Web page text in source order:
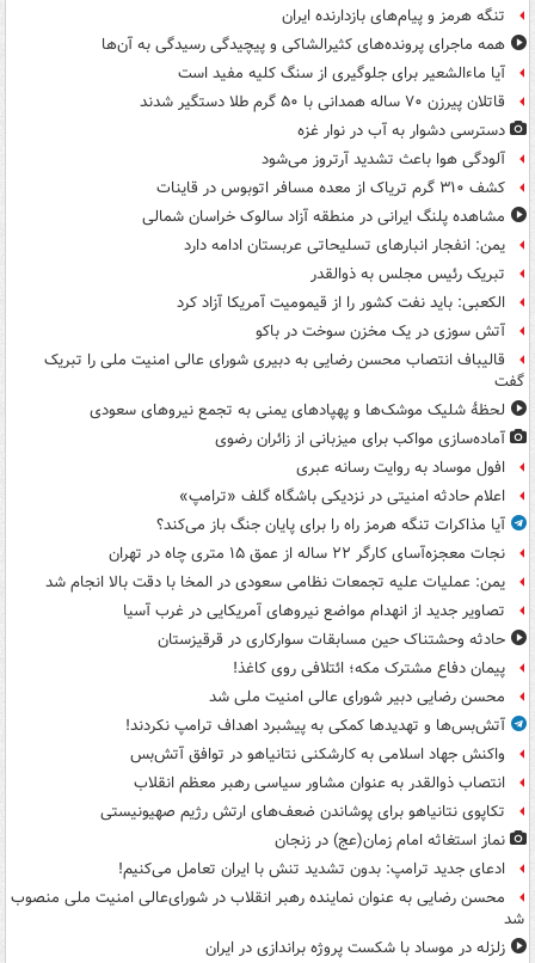
تنگه هرمز و پیام‌های بازدارنده ایران
همه ماجرای پرونده‌های کثیرالشاکی و پیچیدگی رسیدگی به آن‌ها
آیا ماءالشعیر برای جلوگیری از سنگ کلیه مفید است
قاتلان پیرزن ۷۰ ساله همدانی با ۵۰ گرم طلا دستگیر شدند
دسترسی دشوار به آب در نوار غزه
آلودگی هوا باعث تشدید آرتروز می‌شود
کشف ۳۱۰ گرم تریاک از معده مسافر اتوبوس در قاینات
مشاهده پلنگ ایرانی در منطقه آزاد سالوک خراسان شمالی
یمن: انفجار انبارهای تسلیحاتی عربستان ادامه دارد
تبریک رئیس مجلس به ذوالقدر
الکعبی: باید نفت کشور را از قیمومیت آمریکا آزاد کرد
آتش سوزی در یک مخزن سوخت در باکو
قالیباف انتصاب محسن رضایی به دبیری شورای عالی امنیت ملی را تبریک
گفت
لحظۀ شلیک موشک‌ها و پهپادهای یمنی به تجمع نیروهای سعودی
آماده‌سازی مواکب برای میزبانی از زائران رضوی
افول موساد به روایت رسانه عبری
اعلام حادثه امنیتی در نزدیکی باشگاه گلف «ترامپ»
آیا مذاکرات تنگه هرمز راه را برای پایان جنگ باز می‌کند؟
نجات معجزه‌آسای کارگر ۲۲ ساله از عمق ۱۵ متری چاه در تهران
یمن: عملیات علیه تجمعات نظامی سعودی در المخا با دقت بالا انجام شد
تصاویر جدید از انهدام مواضع نیروهای آمریکایی در غرب آسیا
حادثه وحشتناک حین مسابقات سوارکاری در قرقیزستان
پیمان دفاع مشترک مکه؛ ائتلافی روی کاغذ!
محسن رضایی دبیر شورای عالی امنیت ملی شد
آتش‌بس‌ها و تهدیدها کمکی به پیشبرد اهداف ترامپ نکردند!
واکنش جهاد اسلامی به کارشکنی نتانیاهو در توافق آتش‌بس
انتصاب ذوالقدر به عنوان مشاور سیاسی رهبر معظم انقلاب
تکاپوی نتانیاهو برای پوشاندن ضعف‌های ارتش رژیم صهیونیستی
نماز استغاثه امام زمان(عج) در زنجان
ادعای جدید ترامپ: بدون تشدید تنش با ایران تعامل می‌کنیم!
محسن رضایی به عنوان نماینده رهبر انقلاب در شورای‌عالی امنیت ملی منصوب
شد
زلزله در موساد با شکست پروژه براندازی در ایران